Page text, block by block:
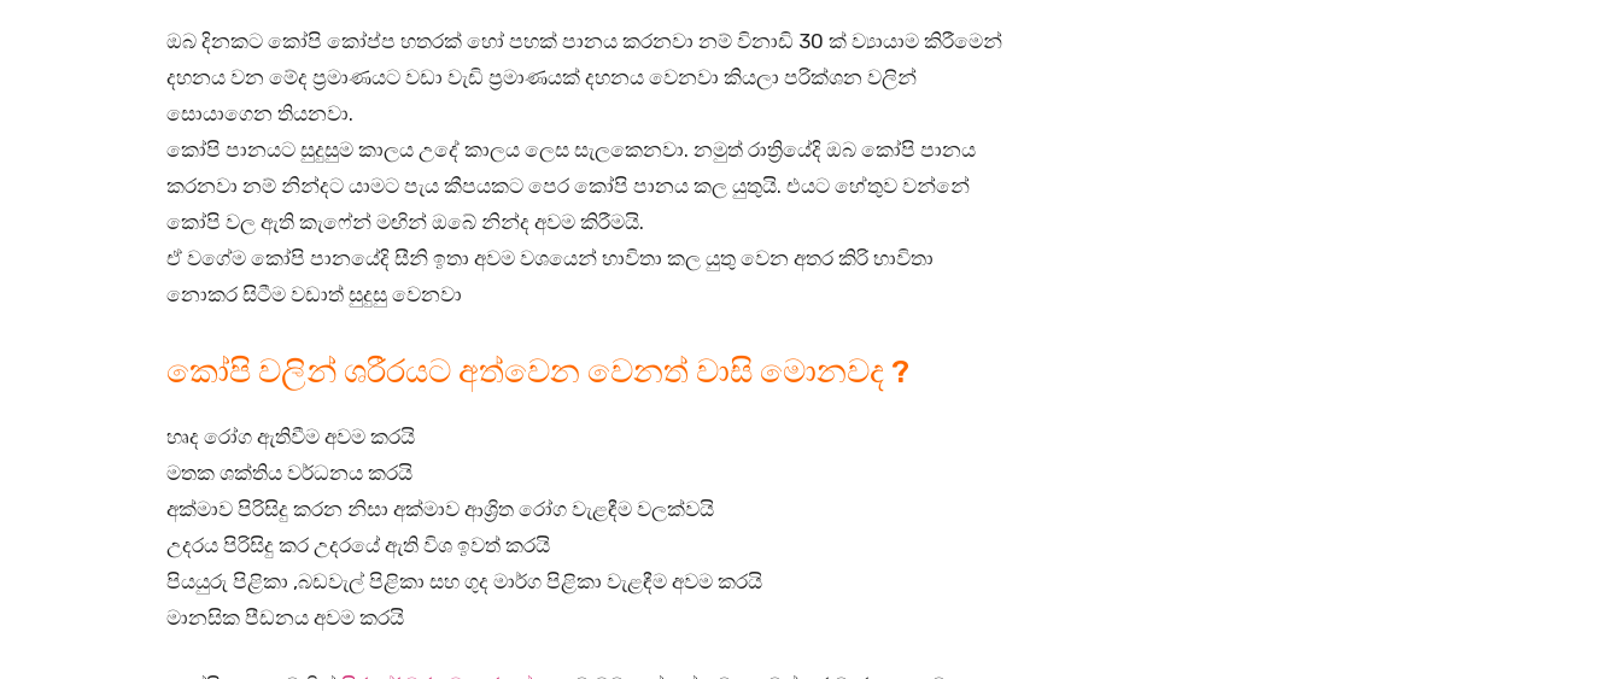
ඔබ දිනකට කෝපි කෝප්ප හතරක් හෝ පහක් පානය කරනවා නම් විනාඩි 30 ක් ව්‍යායාම කිරීමෙන්
දහනය වන මේද ප්‍රමාණයට වඩා වැඩි ප්‍රමාණයක් දහනය වෙනවා කියලා පරික්ශන වලින්
සොයාගෙන තියනවා.
කෝපි පානයට සුදුසුම කාලය උදේ කාලය ලෙස සැලකෙනවා. නමුත් රාත්‍රියේදි ඔබ කෝපි පානය
කරනවා නම් නින්දට යාමට පැය කීපයකට පෙර කෝපි පානය කල යුතුයි. එයට හේතුව වන්නේ
කෝපි වල ඇති කැෆේන් මඟින් ඔබේ නින්ද අවම කිරීමයි.
ඒ වගේම කෝපි පානයේදි සීනි ඉතා අවම වශයෙන් භාවිතා කල යුතු වෙන අතර කිරි භාවිතා
නොකර සිටීම වඩාත් සුදුසු වෙනවා
කෝපි වලින් ශරීරයට අත්වෙන වෙනත් වාසි මොනවද ?
හෘද රෝග ඇතිවීම අවම කරයි
මතක ශක්තිය වර්ධනය කරයි
අක්මාව පිරිසිදු කරන නිසා අක්මාව ආශ්‍රිත රෝග වැළඳීම වලක්වයි
උදරය පිරිසිදු කර උදරයේ ඇති විශ ඉවත් කරයි
පියයුරු පිළිකා ,බඩවැල් පිළිකා සහ ගුද මාර්ග පිළිකා වැළඳීම අවම කරයි
මානසික පීඩනය අවම කරයි